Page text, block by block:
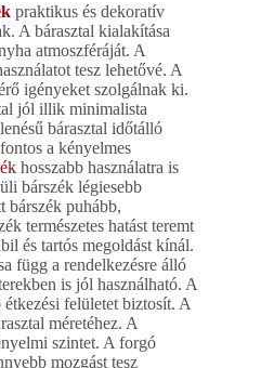
praktikus és dekoratív
A bárasztal kialakítása
atmoszféráját. A
tesz lehetővé. A
igényeket szolgálnak ki.
jól illik minimalista
bárasztal időtálló
a kényelmes
hosszabb használatra is
bárszék légiesebb
bárszék puhább,
természetes hatást teremt
és tartós megoldást kínál.
függ a rendelkezésre álló
is jól használható. A
felületet biztosít. A
méretéhez. A
szintet. A forgó
mozgást tesz